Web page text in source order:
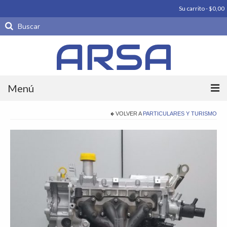
Su carrito-$0,00
Buscar
por:
Menú
Periféricos De Motor
Piezas parte
Productos importados
VOLVER A PARTICULARES Y TURISMO